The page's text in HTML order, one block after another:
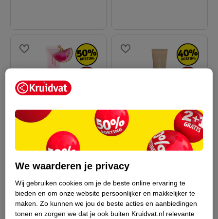
Char. Watermelon Lip
1,5ml
MCoBeauty
Lip Treatment
15g
van
9
6
We waarderen je privacy
Wij gebruiken cookies om je de beste online ervaring te
bieden en om onze website persoonlijker en makkelijker te
maken. Zo kunnen we jou de beste acties en aanbiedingen
tonen en zorgen we dat je ook buiten Kruidvat.nl relevante